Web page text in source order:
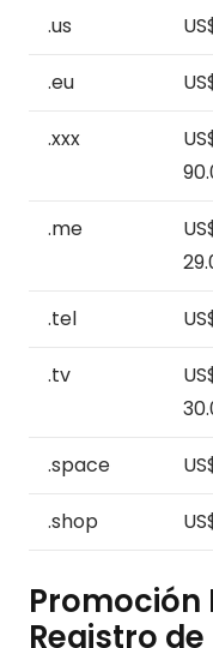
.us
.eu
.xxx
.me
.tel
.tv
.space
.shop
Promoción
Registro